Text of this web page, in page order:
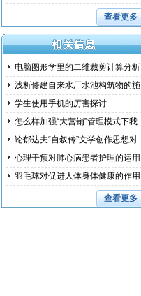
查看更多
电脑图形学里的二维裁剪计算分析
浅析修建自来水厂水池构筑物的施
工措学生使用手机的厉害探讨
怎么样加强“大营销”管理模式下我
国 论郁达夫“自叙传”文学创作思想对
其 心理干预对肺心病患者护理的运用
研究羽毛球对促进人体身体健康的作用
查看更多